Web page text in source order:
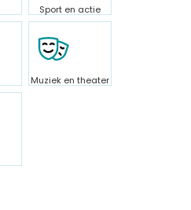
Sport en actie
Muziek en theater